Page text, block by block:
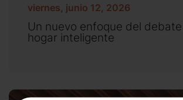
viernes, junio 12, 2026
Un nuevo enfoque del
hogar inteligente